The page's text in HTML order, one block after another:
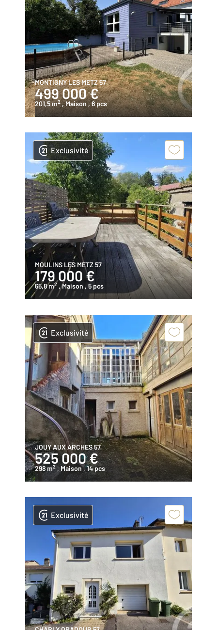
MONTIGNY LES METZ 57
499 000 €
201,5 m2 , Maison, 6 pcs
Exclusivité
MOULINS LES METZ 57
179 000 €
65,8 m2 , Maison , 5 pcs
Exclusivité
JOUY AUX ARCHES 57
525 000 €
298 m2 , Maison, 14 pcs
Exclusivité